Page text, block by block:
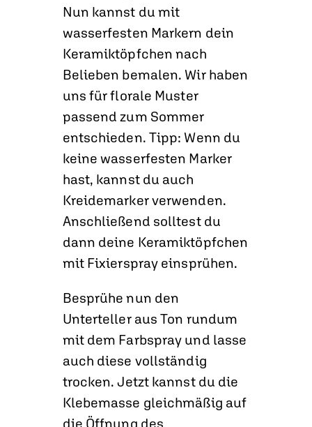
Nun kannst du mit
wasserfesten Markern dein
Keramiktöpfchen nach
Belieben bemalen. Wir haben
uns für florale Muster
passend zum Sommer
entschieden. Tipp: Wenn du
keine wasserfesten Marker
hast, kannst du auch
Kreidemarker verwenden.
Anschließend solltest du
dann deine Keramiktöpfchen
mit Fixierspray einsprühen.
Besprühe nun den
Unterteller aus Ton rundum
mit dem Farbspray und lasse
auch diese vollständig
trocken. Jetzt kannst du die
Klebemasse gleichmäßig auf
die Öffnung des